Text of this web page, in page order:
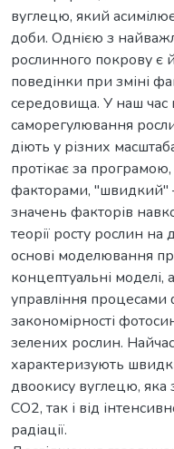
вуглецю, який
доби. Однією з
рослинного покрову є
поведінки при зміні
середовища. У наш час
саморегулювання
діють у різних
протікає за
факторами, "швидкий"
значень факторів
теорії росту рослин
основі моделювання
концептуальні моделі,
управління
закономірності
зелених рослин.
характеризують
двоокису вуглецю, яка
СО2, так і від
радіації.